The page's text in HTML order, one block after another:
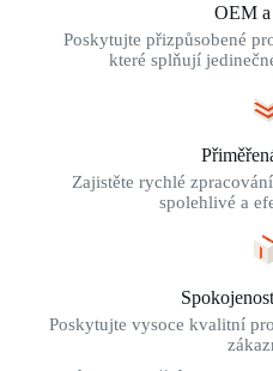
OEM
Poskytujte přizpůsobené
které splňují
Zajistěte rychlé
spolehlivé a
Poskytujte vysoce kvalitní